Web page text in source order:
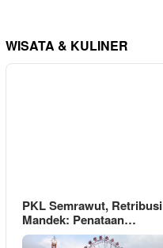
WISATA & KULINER
PKL Semrawut, Retribusi
Mandek: Penataan…